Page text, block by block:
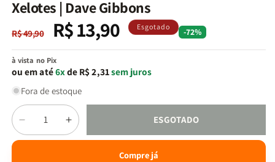
janela
Xelotes | Dave Gibbons
Preço
normal
R$ 49,90
Preço
promocional
R$ 13,90 Esgotado -72%
à vista no Pix
ou em até6xde R$ 2,31sem juros
Fora de estoque
Quantidade
Diminuir
a
Aumentar
a
quantidade
ESGOTADO
Compre já